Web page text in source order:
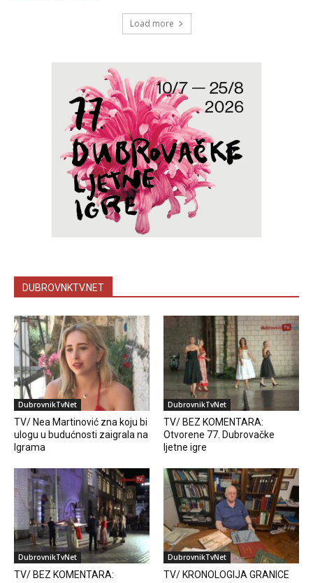
Load more
DUBROVNKTV.NET
DubrovnikTvNet
TV/ Nea Martinović zna koju bi
ulogu u budućnosti zaigrala na
Igrama
DubrovnikTvNet
TV/ BEZ KOMENTARA:
Otvorene 77. Dubrovačke
ljetne igre
DubrovnikTvNet
TV/ BEZ KOMENTARA:
DubrovnikTvNet
TV/ KRONOLOGIJA GRANICE